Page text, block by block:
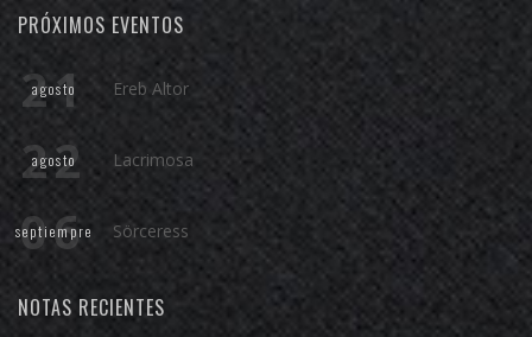
PRÓXIMOS EVENTOS
21
agosto Ereb Altor
22
agosto Lacrimosa
06
septiempre Sörceress
NOTAS RECIENTES